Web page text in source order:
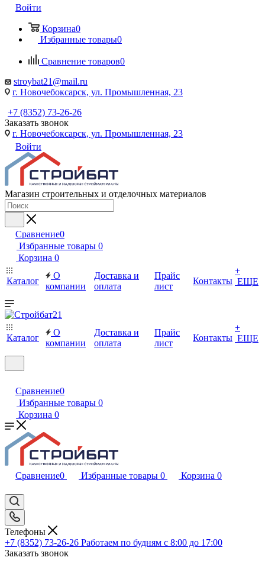
Войти
Корзина0
Избранные товары0
Сравнение товаров0
stroybat21@mail.ru
г. Новочебоксарск, ул. Промышленная, 23
+7 (8352) 73-26-26
Заказать звонок
г. Новочебоксарск, ул. Промышленная, 23
Войти
Магазин строительных и отделочных материалов
Сравнение0
Избранные товары 0
Корзина 0
Каталог
О
компании
Доставка и
оплата
Прайс
лист
Контакты
+
ЕЩЕ
Каталог
О
компании
Доставка и
оплата
Прайс
лист
Контакты
+
ЕЩЕ
Сравнение0
Избранные товары 0
Корзина 0
Сравнение0 Избранные товары 0 Корзина 0
Телефоны
+7 (8352) 73-26-26 Работаем по будням с 8:00 до 17:00
Заказать звонок